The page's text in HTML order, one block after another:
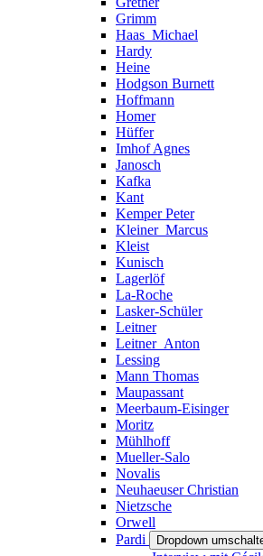
Grimm
Haas_Michael
Hardy
Heine
Hodgson Burnett
Hoffmann
Homer
Hüffer
Imhof Agnes
Janosch
Kafka
Kant
Kemper Peter
Kleiner_Marcus
Kleist
Kunisch
Lagerlöf
La-Roche
Lasker-Schüler
Leitner
Leitner_Anton
Lessing
Mann Thomas
Maupassant
Meerbaum-Eisinger
Moritz
Mühlhoff
Mueller-Salo
Novalis
Neuhaeuser Christian
Nietzsche
Orwell
Pardi
Dropdown